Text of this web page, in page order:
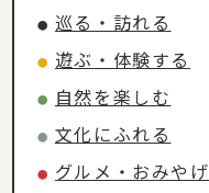
● 巡る・訪れる
● 遊ぶ・体験する
● 自然を楽しむ
● 文化にふれる
● グルメ・おみやげ